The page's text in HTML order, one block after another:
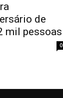
de
mil pessoas
0